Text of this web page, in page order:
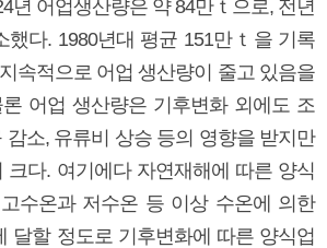
년 어업생산량은 약 84만ｔ으로, 전년
했다. 1980년대 평균 151만ｔ을 기록
속적으로 어업 생산량이 줄고 있음을
어업 생산량은 기후변화 외에도 조
감소, 유류비 상승 등의 영향을 받지만
크다. 여기에다 자연재해에 따른 양식
수온과 저수온 등 이상 수온에 의한
달할 정도로 기후변화에 따른 양식업